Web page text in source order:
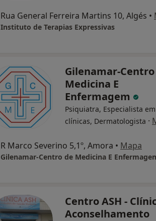
Rua General Ferreira Martins 10, Algés •
Instituto de Terapias Expressivas
Gilenamar-
Medicina E
Enfermagem
Psiquiatra, Especialista
clínicas, Dermatologista ·
R Marco Severino 5,1º, Amora • Mapa
Gilenamar-Centro de Medicina E
Centro ASH -
Aconselhamento